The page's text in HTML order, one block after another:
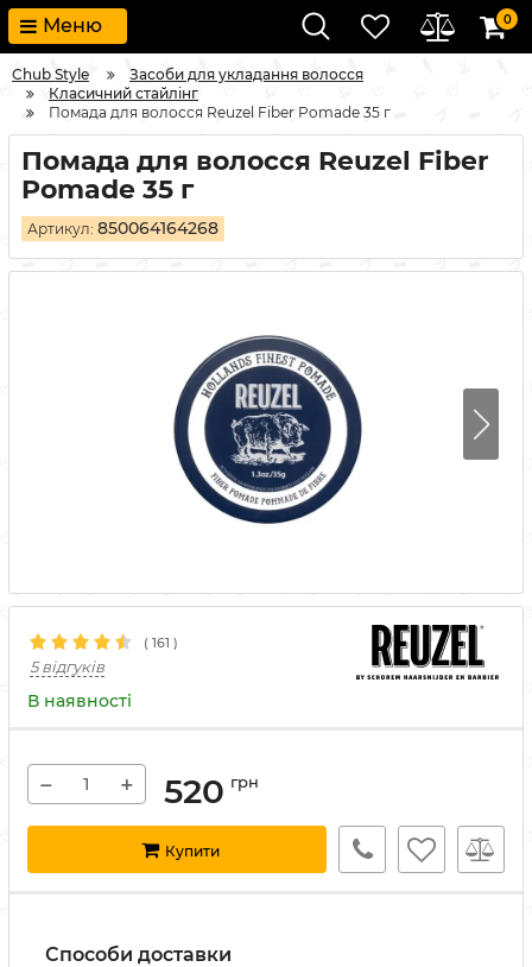
Меню 0
Chub Style
Засоби для укладання волосся
Класичний стайлінг
Помада для волосся Reuzel Fiber Pomade 35 г
Помада для волосся Reuzel Fiber
Pomade 35 г
Артикул: 850064164268
( 161 )
5 відгуків
В наявності
− + 520 грн
Купити
Способи доставки